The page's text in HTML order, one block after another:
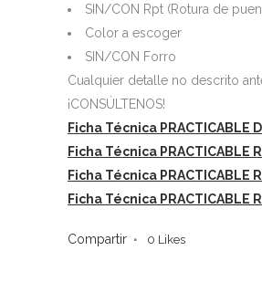
SIN/CON Rpt (Rotura de
Color a escoger
SIN/CON Forro
Cualquier detalle no descrito
¡CONSÚLTENOS!
Ficha Técnica PRACTICABLE
Ficha Técnica PRACTICABLE
Ficha Técnica PRACTICABLE
Ficha Técnica PRACTICABLE
Compartir 0 Likes